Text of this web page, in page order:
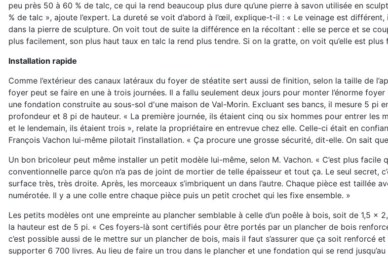
peu près 50 à 60 % de talc, ce qui la rend beaucoup plus dure qu’une pierre à savon utilisée en
% de talc », ajoute l’expert. La dureté se voit d’abord à l’œil, explique-t-il : « Le veinage est différent,
dans la pierre de sculpture. On voit tout de suite la différence en la récoltant : elle se perce et se
plus facilement, son plus haut taux en talc la rend plus tendre. Si on la gratte, on voit qu’elle est plus
Installation rapide
Comme l’extérieur des canaux latéraux du foyer de stéatite sert aussi de finition, selon la taille de
foyer peut se faire en une à trois journées. Il a fallu seulement deux jours pour monter l’énorme foyer
une fondation construite au sous-sol d'une maison de Val-Morin. Excluant ses bancs, il mesure 5 pi
profondeur et 8 pi de hauteur. « La première journée, ils étaient cinq ou six hommes pour entrer les
et le lendemain, ils étaient trois », relate la propriétaire en entrevue chez elle. Celle-ci était en
François Vachon lui-même pilotait l’installation. « Ça procure une grosse sécurité, dit-elle. On sait
Un bon bricoleur peut même installer un petit modèle lui-même, selon M. Vachon. « C’est plus facile
conventionnelle parce qu’on n’a pas de joint de mortier de telle épaisseur et tout ça. Le seul secret,
surface très, très droite. Après, les morceaux s’imbriquent un dans l’autre. Chaque pièce est taillée
numérotée. Il y a une colle entre chaque pièce puis un petit crochet qui les fixe ensemble. »
Les petits modèles ont une empreinte au plancher semblable à celle d’un poêle à bois, soit de 1,5 x
la hauteur est de 5 pi. « Ces foyers-là sont certifiés pour être portés par un plancher de bois
c’est possible aussi de le mettre sur un plancher de bois, mais il faut s’assurer que ça soit renforcé et
supporter 6 700 livres. Au lieu de faire un trou dans le plancher et une fondation qui se rend